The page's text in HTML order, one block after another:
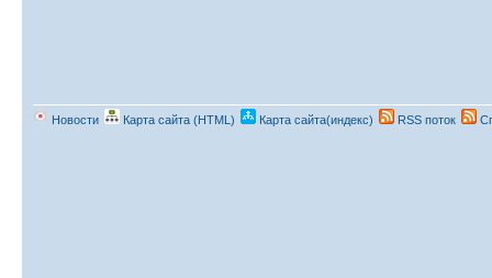
Новости Карта сайта (HTML) Карта сайта(индекс) RSS поток